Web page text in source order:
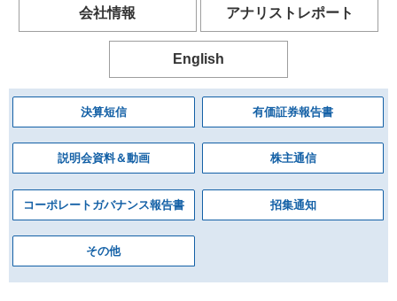
会社情報 アナリストレポート
English
決算短信 有価証券報告書
説明会資料＆動画 株主通信
コーポレートガバナンス報告書 招集通知
その他